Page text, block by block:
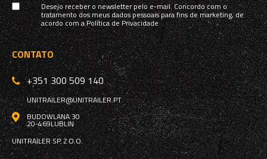
Desejo receber o newsletter pelo e-mail. Concordo com o
tratamento dos meus dados pessoais para fins de marketing, de
acordo com aPolítica de Privacidade
CONTATO
+351 300 509 140
UNITRAILER@UNITRAILER.PT
BUDOWLANA 30
20-469LUBLIN
UNITRAILER SP. Z O.O.